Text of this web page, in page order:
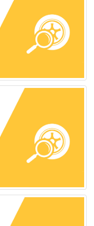
Fiche détaillée
Fiche détaillée